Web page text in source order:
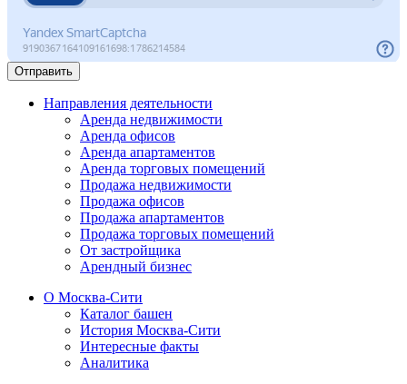
Отправить
Направления деятельности
Аренда недвижимости
Аренда офисов
Аренда апартаментов
Аренда торговых помещений
Продажа недвижимости
Продажа офисов
Продажа апартаментов
Продажа торговых помещений
От застройщика
Арендный бизнес
О Москва-Сити
Каталог башен
История Москва-Сити
Интересные факты
Аналитика